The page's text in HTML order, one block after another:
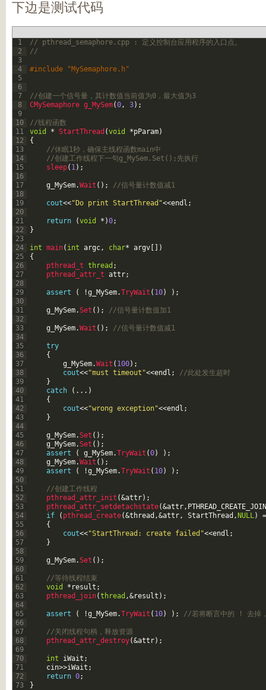
下边是测试代码
1
2
3
4
5
6
7
8
9
10
11
12
13
14
15
16
17
18
19
20
21
22
23
24
25
26
27
28
29
30
31
32
33
34
35
36
37
38
39
40
41
42
43
44
45
46
47
48
49
50
51
52
53
54
55
56
57
58
59
60
61
62
63
64
65
66
67
68
69
70
71
72
73
// pthread_semaphore.cpp : 定义控制台应用程序的入口点。
//
#include "MySemaphore.h"
//创建一个信号量，其计数值当前值为0，最大值为3
CMySemaphore g_MySem(0, 3) ;
//线程函数
void
* StartThread (void *pParam)
{
//休眠1秒，确保主线程函数main中
//创建工作线程下一句g_MySem.Set();先执行
sleep( 1) ;
g_MySem.Wait ( ) ; //信号量计数值减1
cout<<"Do print StartThread"<<endl ;
return (void * )0;
}
int main( int argc, char* argv
)
{
pthread_t thread ;
pthread_attr_t attr;
assert ( !g_MySem.TryWait ( 10) ) ;
g_MySem.Set ( ) ; //信号量计数值加1
g_MySem.Wait ( ) ; //信号量计数值减1
try
{
g_MySem.Wait ( 100) ;
cout<<"must timeout"<<endl ;
//此处发生超时
}
catch
( . . . )
{
cout<<"wrong exception"<<endl ;
}
g_MySem.Set ( ) ;
g_MySem.Set ( ) ;
assert
( g_MySem.TryWait (0) ) ;
g_MySem.Wait ( ) ;
assert
( !g_MySem.TryWait ( 10) ) ;
//创建工作线程
pthread_attr_init (&attr) ;
pthread_attr_setdetachstate(&attr,
if
( pthread_create(&thread ,&attr, StartThread , NULL)
{
cout<<"StartThread: create failed"<<endl ;
}
g_MySem.Set ( ) ;
//等待线程结束
void
* result ;
pthread_join(thread ,&result ) ;
assert ( !g_MySem.TryWait ( 10) ) ; //若将断言中的 ! 去掉
//关闭线程句柄，释放资源
pthread_attr_destroy(&attr) ;
int iWait ;
cin>>iWait ;
return 0;
}